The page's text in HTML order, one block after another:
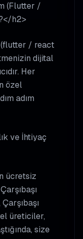
(Flutter /
h2>
(flutter / react
dijital
Her
özel
adım
ve İhtiyaç
ücretsiz
üreticiler,
size